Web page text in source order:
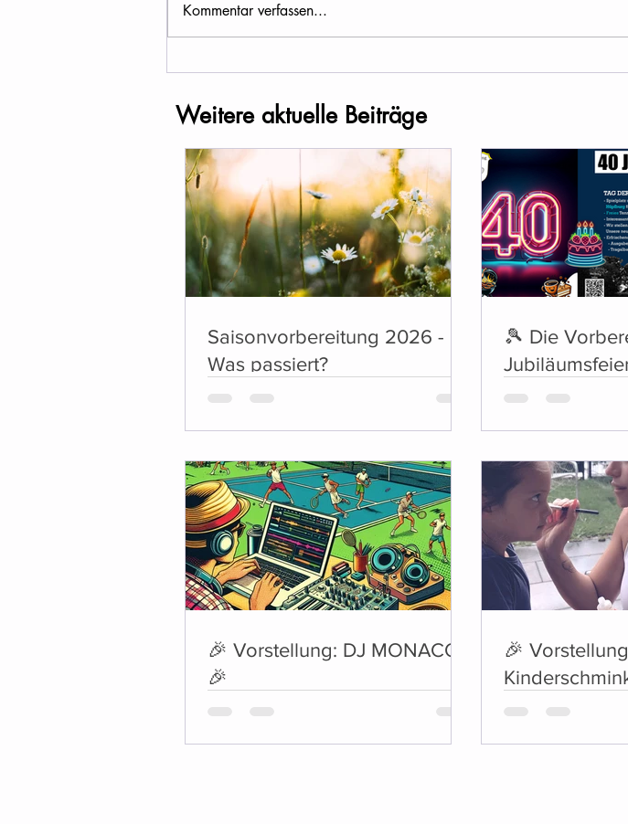
Kommentar verfassen...
Weitere aktuelle Beiträge
Saisonvorbereitung 2026 -
Was passiert?
🎾 Die
🎉 Vorstellung: DJ MONACO!
🎉
🎉